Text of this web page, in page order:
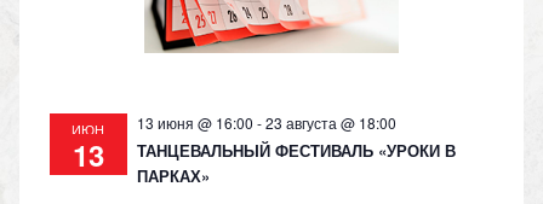
ni
ki
ИЮН
13
13 июня @ 16:00 -23 августа @ 18:00
ТАНЦЕВАЛЬНЫЙ ФЕСТИВАЛЬ «УРОКИ В
ПАРКАХ»